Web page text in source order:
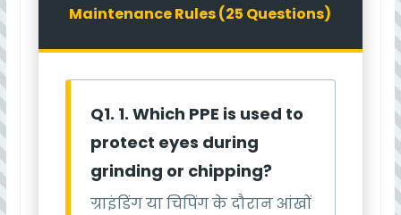
Maintenance Rules (25 Questions)
Q1. 1. Which PPE is used to
protect eyes during
grinding or chipping?
ग्राइंडिंग या चिपिंग के दौरान आंखों